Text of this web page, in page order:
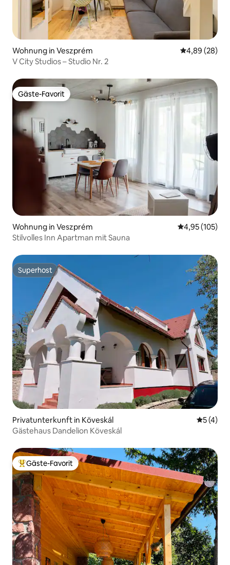
Wohnung in Veszprém
4,89 (28)
V City Studios – Studio Nr. 2
Gäste-Favorit
Gäste-Favorit
Wohnung in Veszprém
4,95 (105)
Stilvolles Inn Apartman mit Sauna
Superhost
Superhost
Privatunterkunft in Köveskál
5 (4)
Gästehaus Dandelion Köveskál
Beliebter Gäste-Favorit.
Gäste-Favorit